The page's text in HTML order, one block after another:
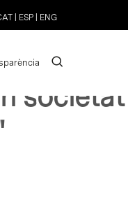
ESP ENG
search
societat